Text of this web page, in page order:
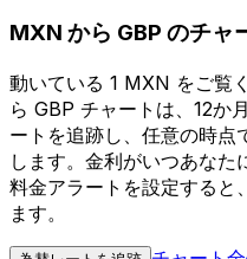
MXN から GBP のチャ
動いている 1 MXN をご覧
ら GBP チャートは、12か
ートを追跡し、任意の時点
します。金利がいつあなた
料金アラートを設定すると
ます。